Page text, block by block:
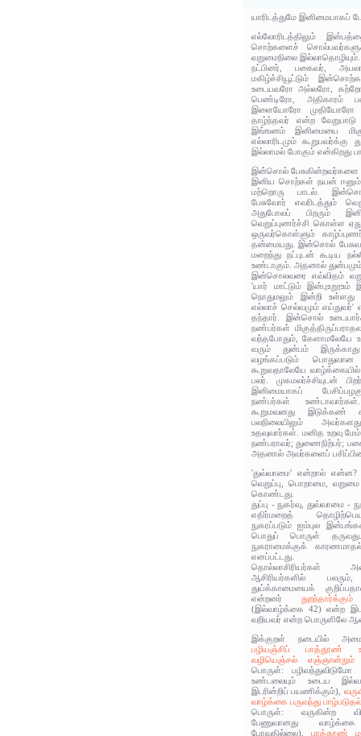
யாரிடத்துமே இனிமையாகப்
எல்லோரிடத்திலும்
சொற்களைச்
வறுமைநிலை இல்லாதொழியும்.
நட்பினர், பகைவர்,
மகிழ்ச்சியூட்டும்
உடையவரோ அல்லரோ,
பெண்டிரோ, அதிகாரம்
இளையோரோ முதியோரோ
தாழ்ந்தவர் என்ற
இங்ஙனம் இனிமையை
எல்லாரிடமும் கூறுபவர்க்கு
இல்லாமல் போகும் என்கிறது
இன்சொல் பேசுகின்றவர்களை
இனிய சொற்கள் நயன் ஈனும்
மற்றொரு பாடல்.
பேசுவோர் எவரிடத்தும்
அதுபோலப் பிறரும்
வெறுப்புணர்ச்சி கொள்ள
ஒருவர்கொள்ளும்
தன்மையது. இன்சொல்
மறைந்து நட்புடன் கூடிய
உண்டாகும். அதனால்
இன்சொலவரை எவ்விதம்
'யார் மாட்டும்
நொதுமலும் இன்றி
எல்லாச் செல்வமும் எய்துவர்'
தந்தார். இன்சொல்
நண்பர்கள்
வந்தபோதும், கேளாமலேயே
வரும் துன்பம்
வழங்கப்படும்
கூறுவதாலேயே
பலர். முகமலர்ச்சியுடன்
இனிமையாகப்
நண்பர்கள்
கூறுமவனது இடுக்கண்‌
பலநிலையிலும்
உதவுவார்கள். மனித உறவு
நண்பராவர்; துணைநிற்பர்;
அதனால் அவர்களைப்
'துவ்வாமை' என்றால்
வெறுப்பு, பொறாமை,
கொண்டது.
துப்பு - நுகர்வு, துவ்வாமை -
எதிர்மறைத்
நுகரப்படும் ஐம்புல
பொதுப் பொருள்
நுகராமைக்குக்‌
எனப்பட்டது.
தொல்லாசிரியர்கள்
ஆசிரியர்களில்
துய்க்காமையைக்
என்றனர்
(இல்வாழ்க்கை 42) என்ற
வறியவர் என்ற பொருளிலே
இக்குறள் நடையில்
பழியஞ்சிப் பாத்தூண்
வழியெஞ்சல்
பொருள்: பழிவந்துவிடுமோ
உண்டலையும் உடைய
இடரின்றிப் பயணிக்கும்),
வாழ்க்கை பருவந்து
பொருள்: வருகின்ற
பேணுவானது வாழ்க்கை
போவதில்லை), பாத்தூண்